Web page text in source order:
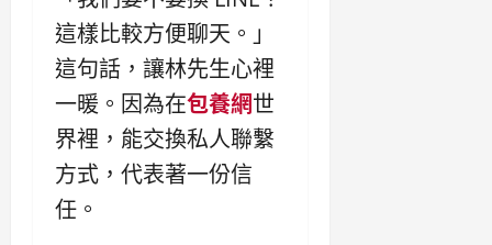
這樣比較方便聊天。」
這句話，讓林先生心裡
一暖。因為在包養網世
界裡，能交換私人聯繫
方式，代表著一份信
任。